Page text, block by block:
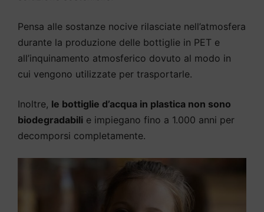
Pensa alle sostanze nocive rilasciate nell’atmosfera
durante la produzione delle bottiglie in PET e
all’inquinamento atmosferico dovuto al modo in
cui vengono utilizzate per trasportarle.
Inoltre, le bottiglie d’acqua in plastica non sono
biodegradabili e impiegano fino a 1.000 anni per
decomporsi completamente.